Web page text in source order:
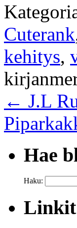
Cuterank
kehitys,
← J.L
Hae
Haku:
Linkit